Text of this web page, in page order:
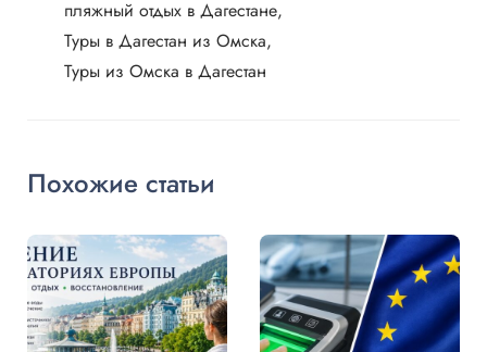
пляжный отдых в Дагестане
Туры в Дагестан из Омска
Туры из Омска в Дагестан
Похожие статьи